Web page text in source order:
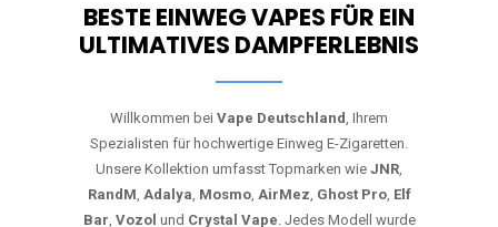
BESTE EINWEG VAPES FÜR EIN
ULTIMATIVES DAMPFERLEBNIS
Willkommen bei Vape Deutschland, Ihrem
Spezialisten für hochwertige Einweg E-Zigaretten.
Unsere Kollektion umfasst Topmarken wie JNR,
RandM, Adalya, Mosmo, AirMez, Ghost Pro, Elf
Bar, Vozol und Crystal Vape. Jedes Modell wurde